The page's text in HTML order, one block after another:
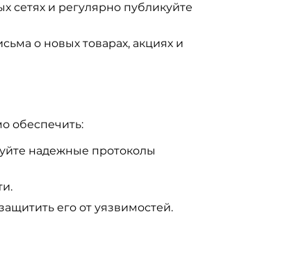
сетях и регулярно публикуйте
о новых товарах, акциях и
обеспечить:
надежные протоколы
его от уязвимостей.